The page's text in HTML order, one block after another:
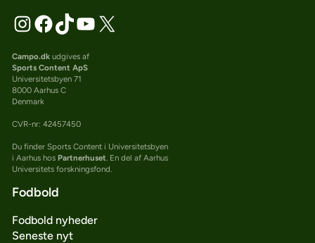
Campo.dkudgives af
Sports Content ApS
Universitetsbyen 71
8000 Aarhus C
Denmark
CVR-nr: 42457450
Du finder Sports Content i Universitetsbyen
i Aarhus hos Partnerhuset . En del af Aarhus
Universitets forskningsfond.
Fodbold
Fodbold nyheder
Seneste nyt